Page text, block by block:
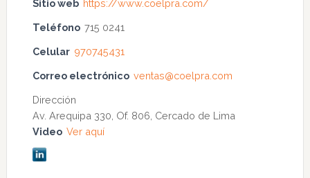
Sitio web https://www.coelpra.com/
Teléfono 715 0241
Celular 970745431
Correo electrónico ventas@coelpra.com
Dirección
Av. Arequipa 330, Of. 806, Cercado de Lima
Video Ver aquí